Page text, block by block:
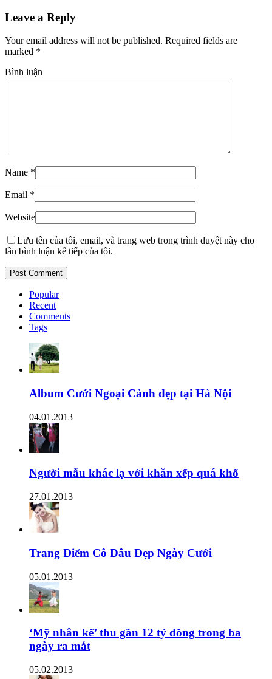
Leave a Reply
Your email address will not be published. Required fields are
marked *
Bình luận
Name *
Email *
Website
Lưu tên của tôi, email, và trang web trong trình duyệt này cho
lần bình luận kế tiếp của tôi.
Popular
Recent
Comments
Tags
Album Cưới Ngoại Cảnh đẹp tại Hà Nội
04.01.2013
Người mẫu khác lạ với khăn xếp quá khổ
27.01.2013
Trang Điểm Cô Dâu Đẹp Ngày Cưới
05.01.2013
‘Mỹ nhân kế’ thu gần 12 tỷ đồng trong ba
ngày ra mắt
05.02.2013